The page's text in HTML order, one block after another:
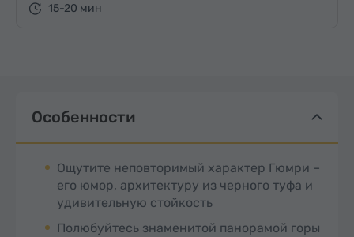
15-20 мин
Особенности
Ощутите неповторимый характер Гюмри –
его юмор, архитектуру из черного туфа и
удивительную стойкость
Полюбуйтесь знаменитой панорамой горы